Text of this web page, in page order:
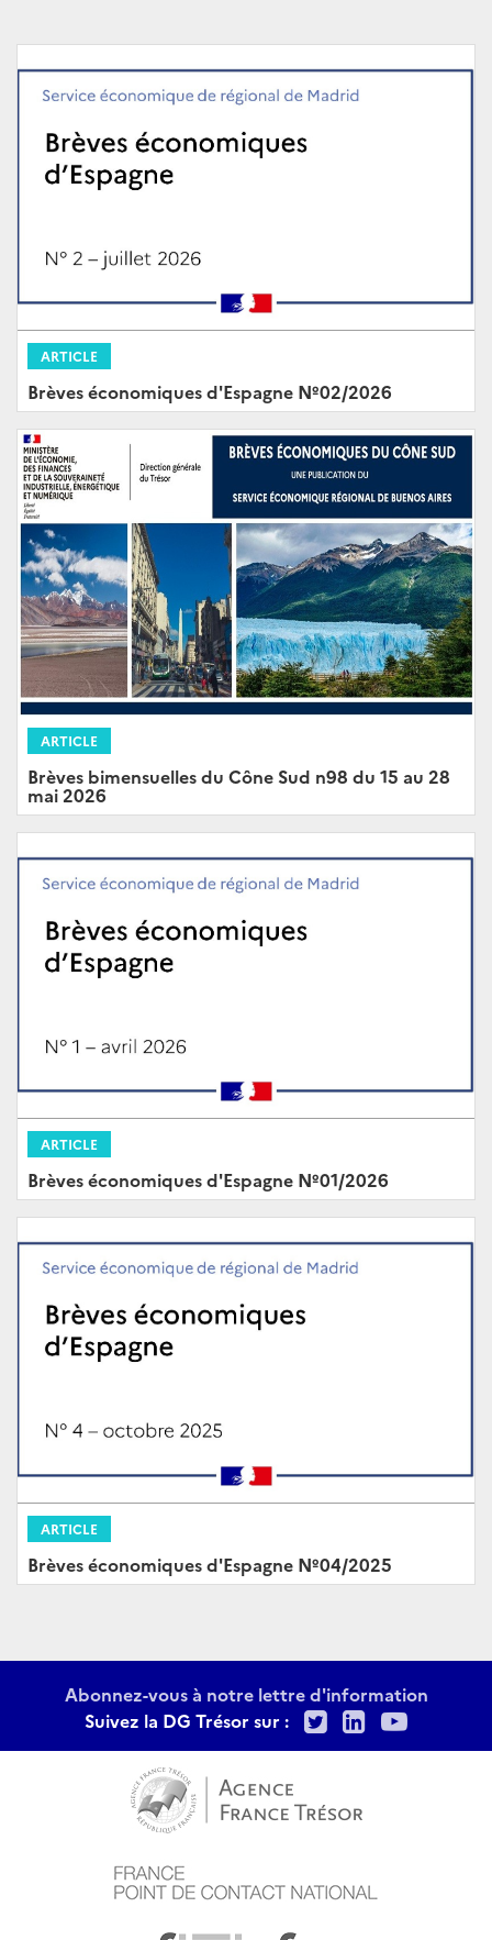
ARTICLE
Brèves économiques d'Espagne Nº02/2026
ARTICLE
Brèves bimensuelles du Cône Sud n98 du 15 au 28
mai 2026
ARTICLE
Brèves économiques d'Espagne Nº01/2026
ARTICLE
Brèves économiques d'Espagne Nº04/2025
Abonnez-vous à notre lettre d'information
Suivez la DG Trésor sur :
TwitterLinkedIn